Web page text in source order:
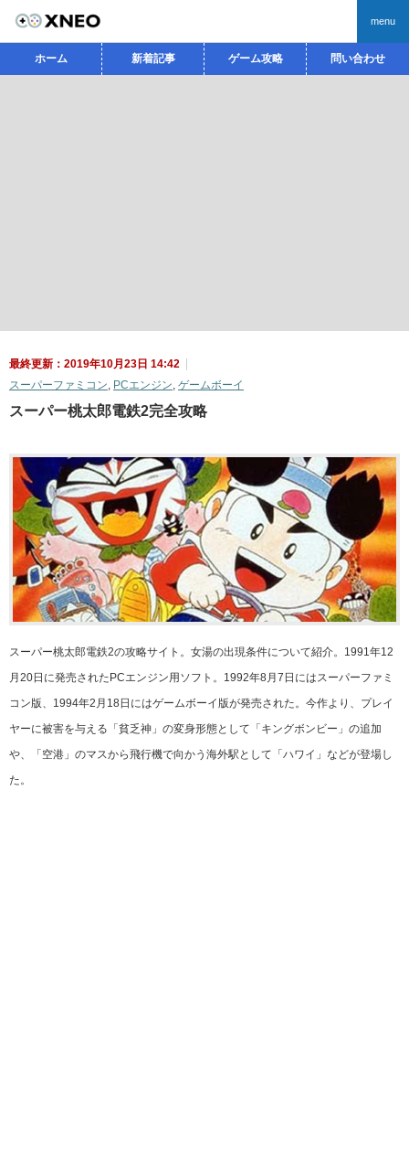
menu
ホーム 新着記事 ゲーム攻略 問い合わせ
最終更新：2019年10月23日 14:42
スーパーファミコン, PCエンジン, ゲームボーイ
スーパー桃太郎電鉄2完全攻略
スーパー桃太郎電鉄2の攻略サイト。女湯の出現条件について紹介。1991年12
月20日に発売されたPCエンジン用ソフト。1992年8月7日にはスーパーファミ
コン版、1994年2月18日にはゲームボーイ版が発売された。今作より、プレイ
ヤーに被害を与える「貧乏神」の変身形態として「キングボンビー」の追加
や、「空港」のマスから飛行機で向かう海外駅として「ハワイ」などが登場し
た。